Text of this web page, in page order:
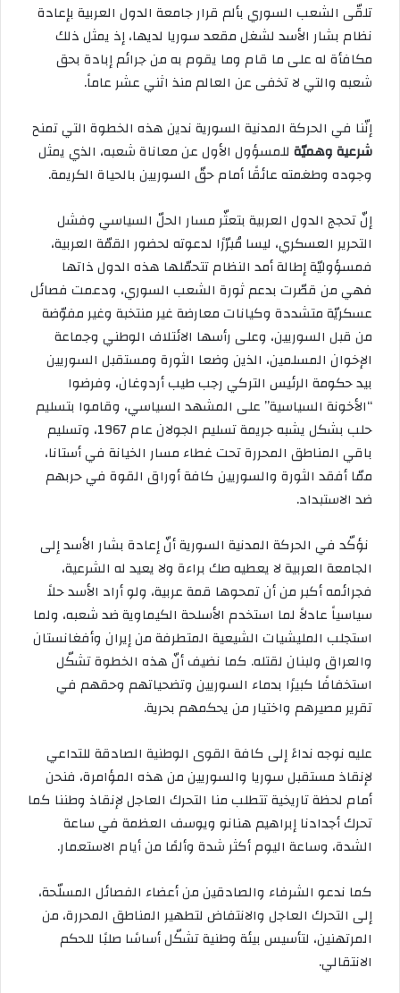
تلقّى الشعب السوري بألم قرار جامعة الدول العربية بإعادة
نظام بشار الأسد لشغل مقعد سوريا لديها، إذ يمثل ذلك
مكافأة له على ما قام وما يقوم به من جرائم إبادة بحق
شعبه والتي لا تخفى عن العالم منذ اثني عشر عاماً.
إنّنا في الحركة المدنية السورية ندين هذه الخطوة التي تمنح
شرعية وهميّة للمسؤول الأول عن معاناة شعبه، الذي يمثل
وجوده وطغمته عائقًا أمام حقّ السوريين بالحياة الكريمة.
إنّ تحجج الدول العربية بتعثّر مسار الحلّ السياسي وفشل
التحرير العسكري، ليسا مُبرّرًا لدعوته لحضور القمّة العربية،
فمسؤوليّة إطالة أمد النظام تتحمّلها هذه الدول ذاتها
فهي من قصّرت بدعم ثورة الشعب السوري، ودعمت فصائل
عسكريّة متشددة وكيانات معارضة غير منتخبة وغير مفوّضة
من قبل السوريين، وعلى رأسها الائتلاف الوطني وجماعة
الإخوان المسلمين، الذين وضعا الثورة ومستقبل السوريين
بيد حكومة الرئيس التركي رجب طيب أردوغان، وفرضوا
“الأخونة السياسية” على المشهد السياسي، وقاموا بتسليم
حلب بشكل يشبه جريمة تسليم الجولان عام 1967، وتسليم
باقي المناطق المحررة تحت غطاء مسار الخيانة في أستانا،
ممّا أفقد الثورة والسوريين كافة أوراق القوة في حربهم
ضد الاستبداد.
نؤكّد في الحركة المدنية السورية أنّ إعادة بشار الأسد إلى
الجامعة العربية لا يعطيه صك براءة ولا يعيد له الشرعية،
فجرائمه أكبر من أن تمحوها قمة عربية، ولو أراد الأسد حلاً
سياسياً عادلاً لما استخدم الأسلحة الكيماوية ضد شعبه، ولما
استجلب المليشيات الشيعية المتطرفة من إيران وأفغانستان
والعراق ولبنان لقتله. كما نضيف أنّ هذه الخطوة تشكّل
استخفافًا كبيرًا بدماء السوريين وتضحياتهم وحقهم في
تقرير مصيرهم واختيار من يحكمهم بحرية.
عليه نوجه نداءً إلى كافة القوى الوطنية الصادقة للتداعي
لإنقاذ مستقبل سوريا والسوريين من هذه المؤامرة، فنحن
أمام لحظة تاريخية تتطلب منا التحرك العاجل لإنقاذ وطننا كما
تحرك أجدادنا إبراهيم هنانو ويوسف العظمة في ساعة
الشدة، وساعة اليوم أكثر شدة وألمًا من أيام الاستعمار.
كما ندعو الشرفاء والصادقين من أعضاء الفصائل المسلّحة،
إلى التحرك العاجل والانتفاض لتطهير المناطق المحررة، من
المرتهنين، لتأسيس بيئة وطنية تشكّل أساسًا صلبًا للحكم
الانتقالي.